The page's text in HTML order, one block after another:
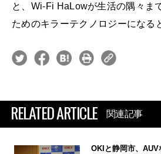
と、Wi-Fi HaLowが生活の隅々ま
ためのキラーテクノロジーになる
RELATED ARTICLE 関連記事
OKIと静岡市、AUV